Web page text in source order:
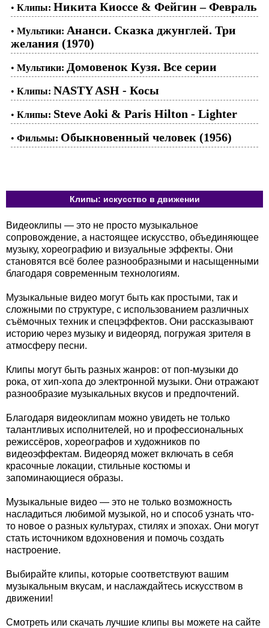
• Клипы: Никита Киоссе & Фейгин – Февраль
• Мультики: Ананси. Сказка джунглей. Три
желания (1970)
• Мультики: Домовенок Кузя. Все серии
• Клипы: NASTY ASH - Косы
• Клипы: Steve Aoki & Paris Hilton - Lighter
• Фильмы: Обыкновенный человек (1956)
Клипы: искусство в движении
Видеоклипы — это не просто музыкальное
сопровождение, а настоящее искусство, объединяющее
музыку, хореографию и визуальные эффекты. Они
становятся всё более разнообразными и насыщенными
благодаря современным технологиям.
Музыкальные видео могут быть как простыми, так и
сложными по структуре, с использованием различных
съёмочных техник и спецэффектов. Они рассказывают
историю через музыку и видеоряд, погружая зрителя в
атмосферу песни.
Клипы могут быть разных жанров: от поп-музыки до
рока, от хип-хопа до электронной музыки. Они отражают
разнообразие музыкальных вкусов и предпочтений.
Благодаря видеоклипам можно увидеть не только
талантливых исполнителей, но и профессиональных
режиссёров, хореографов и художников по
видеоэффектам. Видеоряд может включать в себя
красочные локации, стильные костюмы и
запоминающиеся образы.
Музыкальные видео — это не только возможность
насладиться любимой музыкой, но и способ узнать что-
то новое о разных культурах, стилях и эпохах. Они могут
стать источником вдохновения и помочь создать
настроение.
Выбирайте клипы, которые соответствуют вашим
музыкальным вкусам, и наслаждайтесь искусством в
движении!
Смотреть или скачать лучшие клипы вы можете на сайте